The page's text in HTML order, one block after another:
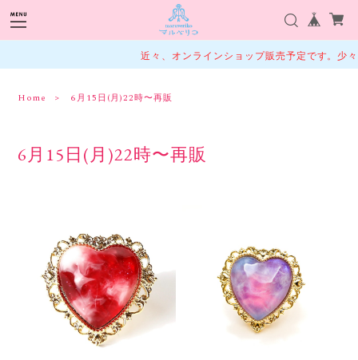
近々、オンラインショップ販売予定です。少々
Home 6月15日(月)22時〜再販
6月15日(月)22時〜再販